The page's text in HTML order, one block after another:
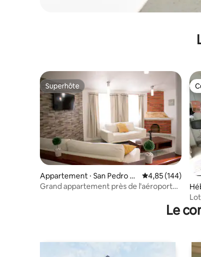
Superhôte
Superhôte
Appartement ⋅ San Pedro To
toltepec
Évaluation
4,85 (144)
Grand appartement près de l'aéroport
Le